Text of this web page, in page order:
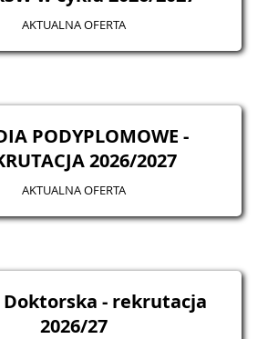
AKTUALNA OFERTA
PODYPLOMOWE -
2026/2027
AKTUALNA OFERTA
Doktorska - rekrutacja
2026/27